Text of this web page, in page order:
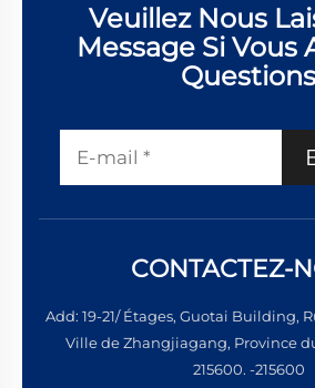
Veuillez Nous
Message Si Vous
Questions
CONTACTEZ-
Add: 19-21/ Étages, Guotai Building,
Ville de Zhangjiagang, Province
215600. -215600